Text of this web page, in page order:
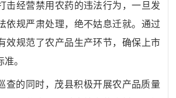
击经营禁用农药的违法行为，一旦发
依规严肃处理，绝不姑息迁就。通过
效规范了农产品生产环节，确保上市
。
查的同时，茂县积极开展农产品质量